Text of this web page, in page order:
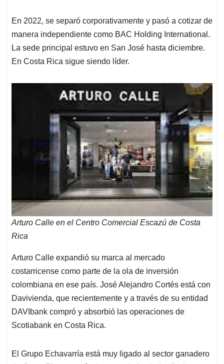
En 2022, se separó corporativamente y pasó a cotizar de
manera independiente como BAC Holding International.
La sede principal estuvo en San José hasta diciembre.
En Costa Rica sigue siendo líder.
Arturo Calle en el Centro Comercial Escazú de Costa
Rica
Arturo Calle expandió su marca al mercado
costarricense como parte de la ola de inversión
colombiana en ese país. José Alejandro Cortés está con
Davivienda, que recientemente y a través de su entidad
DAVIbank compró y absorbió las operaciones de
Scotiabank en Costa Rica.
El Grupo Echavarría está muy ligado al sector ganadero